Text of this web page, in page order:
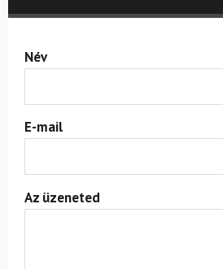
Név
E-mail
Az üzeneted